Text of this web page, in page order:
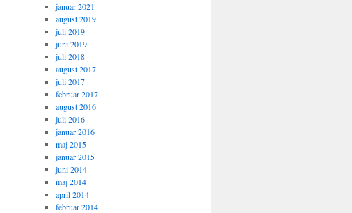
januar 2021
august 2019
juli 2019
juni 2019
juli 2018
august 2017
juli 2017
februar 2017
august 2016
juli 2016
januar 2016
maj 2015
januar 2015
juni 2014
maj 2014
april 2014
februar 2014